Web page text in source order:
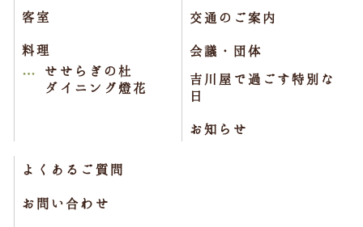
客室
料理
せせらぎの杜
ダイニング燈花
交通のご案内
会議・団体
吉川屋で過ごす特別な
日
お知らせ
よくあるご質問
お問い合わせ